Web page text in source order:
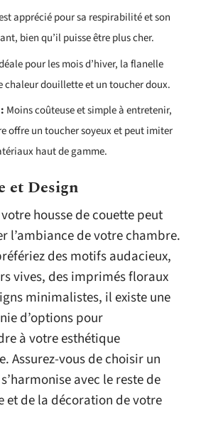
apprécié pour sa respirabilité et son
bien qu’il puisse être plus cher.
pour les mois d’hiver, la flanelle
chaleur douillette et un toucher doux.
Moins coûteuse et simple à entretenir,
offre un toucher soyeux et peut imiter
haut de gamme.
et Design
housse de couette peut
l’ambiance de votre chambre.
des motifs audacieux,
vives, des imprimés floraux
minimalistes, il existe une
d’options pour
à votre esthétique
Assurez-vous de choisir un
avec le reste de
et de la décoration de votre